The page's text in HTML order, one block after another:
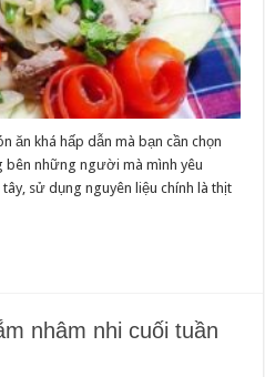
ăn khá hấp dẫn mà bạn cần chọn
những người mà mình yêu
sử dụng nguyên liệu chính là thịt
nhâm nhi cuối tuần